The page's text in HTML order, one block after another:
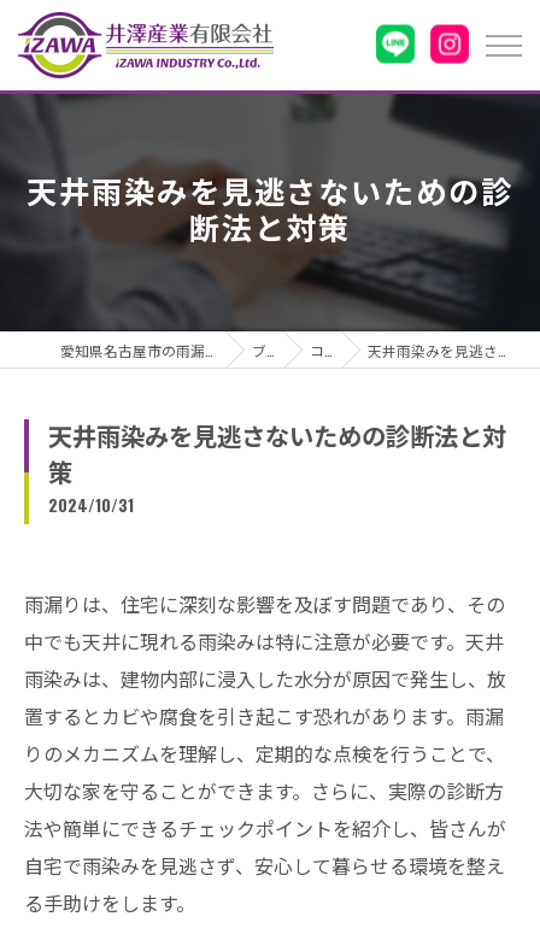
天井雨染みを見逃さないための診
断法と対策
ブログ コラム 天井雨染みを見逃さないための診断法と対策
天井雨染みを見逃さないための診断法と対
策
2024/10/31
雨漏りは、住宅に深刻な影響を及ぼす問題であり、その
中でも天井に現れる雨染みは特に注意が必要です。天井
雨染みは、建物内部に浸入した水分が原因で発生し、放
置するとカビや腐食を引き起こす恐れがあります。雨漏
りのメカニズムを理解し、定期的な点検を行うことで、
大切な家を守ることができます。さらに、実際の診断方
法や簡単にできるチェックポイントを紹介し、皆さんが
自宅で雨染みを見逃さず、安心して暮らせる環境を整え
る手助けをします。